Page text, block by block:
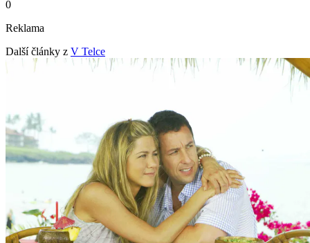
0
Reklama
Další články z V Telce